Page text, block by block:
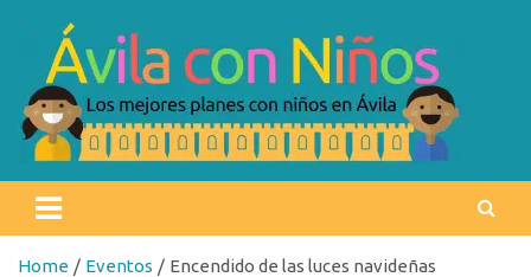
content
Ávila con niños
Home Eventos Encendido de las luces navideñas